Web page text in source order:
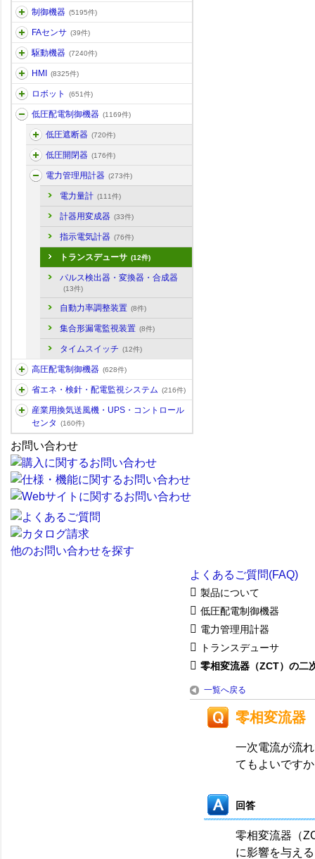
制御機器 (5195件)
FAセンサ (39件)
駆動機器 (7240件)
HMI (8325件)
ロボット (651件)
低圧配電制御機器 (1169件)
低圧遮断器 (720件)
低圧開閉器 (176件)
電力管理用計器 (273件)
電力量計 (111件)
計器用変成器 (33件)
指示電気計器 (76件)
トランスデューサ (12件)
パルス検出器・変換器・合成器
(13件)
自動力率調整装置 (8件)
集合形漏電監視装置 (8件)
タイムスイッチ (12件)
高圧配電制御機器 (628件)
省エネ・検針・配電監視システム (216件)
産業用換気送風機・UPS・コントロール
センタ
(160件)
お問い合わせ
他のお問い合わせを探す
よくあるご質問(FAQ)
製品について
低圧配電制御機器
電力管理用計器
トランスデューサ
零相変流器（ZCT）の二
一覧へ戻る
零相変流器
一次電流が流
てもよいです
回答
零相変流器（
に影響を与え